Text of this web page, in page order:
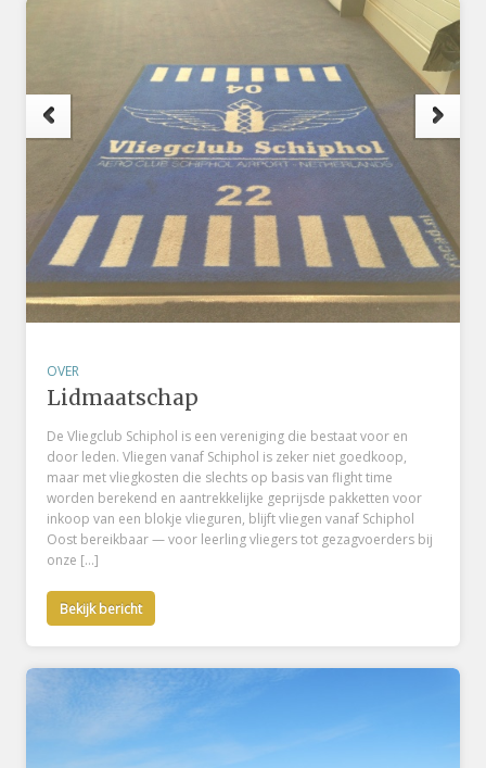
OVER
Lidmaatschap
De Vliegclub Schiphol is een vereniging die bestaat voor en
door leden. Vliegen vanaf Schiphol is zeker niet goedkoop,
maar met vliegkosten die slechts op basis van flight time
worden berekend en aantrekkelijke geprijsde pakketten voor
inkoop van een blokje vlieguren, blijft vliegen vanaf Schiphol
Oost bereikbaar — voor leerling vliegers tot gezagvoerders bij
onze […]
Bekijk bericht